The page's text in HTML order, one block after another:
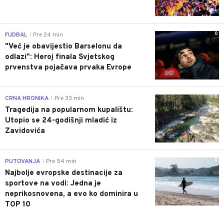
0
FUDBAL Pre 24 min
"Već je obavijestio Barselonu da
odlazi": Heroj finala Svjetskog
prvenstva pojačava prvaka Evrope
0
CRNA HRONIKA Pre 33 min
Tragedija na popularnom kupalištu:
Utopio se 24-godišnji mladić iz
Zavidovića
0
PUTOVANJA Pre 54 min
Najbolje evropske destinacije za
sportove na vodi: Jedna je
neprikosnovena, a evo ko dominira u
TOP 10